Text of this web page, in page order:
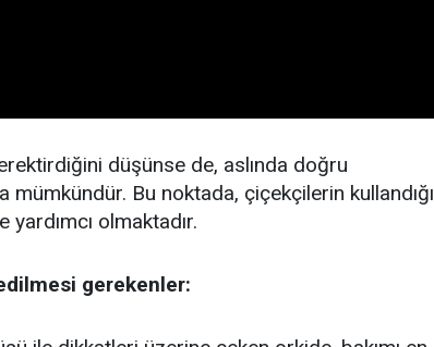
düşünse de, aslında doğru
Bu noktada, çiçekçilerin kullandığı
olmaktadır.
gerekenler: